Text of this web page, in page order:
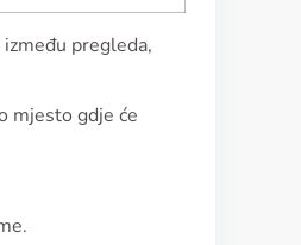
pregleda,
mjesto gdje će